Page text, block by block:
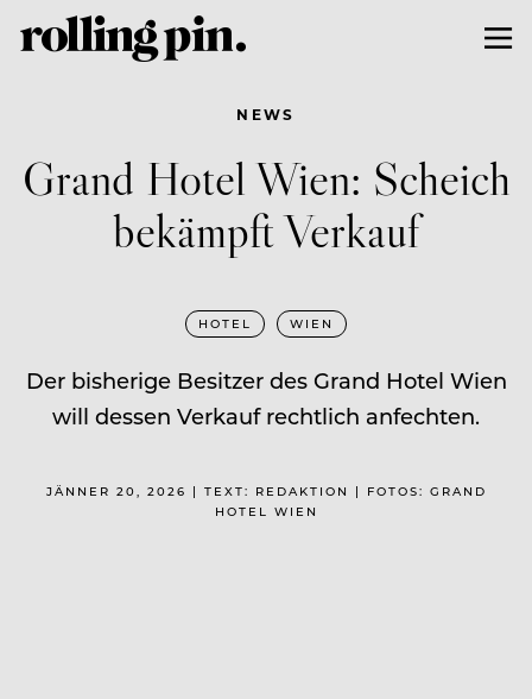
NEWS
Grand Hotel Wien: Scheich
bekämpft Verkauf
HOTEL WIEN
Der bisherige Besitzer des Grand Hotel Wien
will dessen Verkauf rechtlich anfechten.
JÄNNER 20, 2026 | TEXT: REDAKTION | FOTOS: GRAND
HOTEL WIEN